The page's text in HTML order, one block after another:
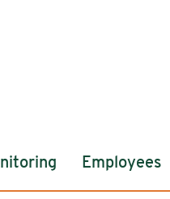
Employees